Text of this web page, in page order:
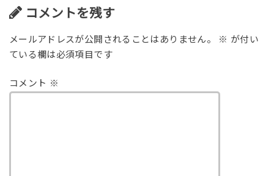
コメントを残す
メールアドレスが公開されることはありません。 ※ が付い
ている欄は必須項目です
コメント ※